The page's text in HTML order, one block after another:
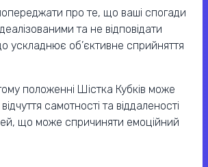
про те, що ваші спогади
та не відповідати
ускладнює об’єктивне сприйняття
положенні Шістка Кубків може
самотності та віддаленості
що може спричиняти емоційний